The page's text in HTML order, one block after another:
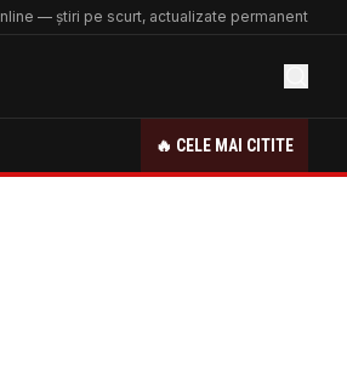
— știri pe scurt, actualizate permanent
🔥 CELE MAI CITITE